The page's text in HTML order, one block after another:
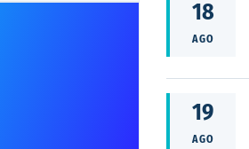
18
AGO
19
AGO